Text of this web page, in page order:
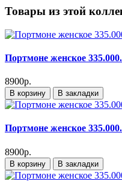
Товары из этой
Портмоне женское
8900р.
В корзину В закладки
Портмоне женское
8900р.
В корзину В закладки